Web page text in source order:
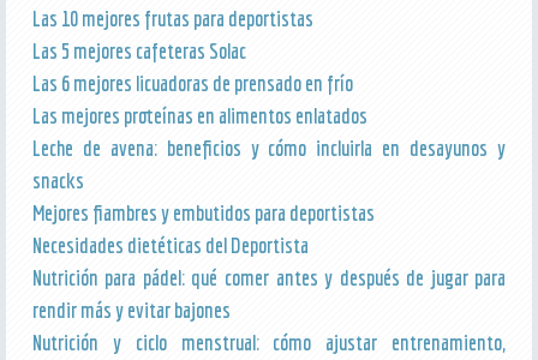
Las 10 mejores frutas para deportistas
Las 5 mejores cafeteras Solac
Las 6 mejores licuadoras de prensado en frío
Las mejores proteínas en alimentos enlatados
Leche de avena: beneficios y cómo incluirla en desayunos y
snacks
Mejores fiambres y embutidos para deportistas
Necesidades dietéticas del Deportista
Nutrición para pádel: qué comer antes y después de jugar para
rendir más y evitar bajones
Nutrición y ciclo menstrual: cómo ajustar entrenamiento,